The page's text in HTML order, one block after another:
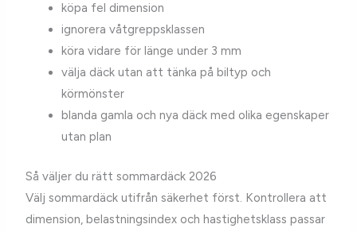
köpa fel dimension
ignorera våtgreppsklassen
köra vidare för länge under 3 mm
välja däck utan att tänka på biltyp och
körmönster
blanda gamla och nya däck med olika egenskaper
utan plan
Så väljer du rätt sommardäck 2026
Välj sommardäck utifrån säkerhet först. Kontrollera att
dimension, belastningsindex och hastighetsklass passar